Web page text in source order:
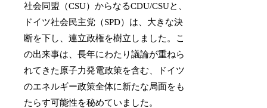
社会同盟（CSU）からなるCDU/CSUと、
ドイツ社会民主党（SPD）は、大きな決
断を下し、連立政権を樹立しました。こ
の出来事は、長年にわたり議論が重ねら
れてきた原子力発電政策を含む、ドイツ
のエネルギー政策全体に新たな局面をも
たらす可能性を秘めていました。